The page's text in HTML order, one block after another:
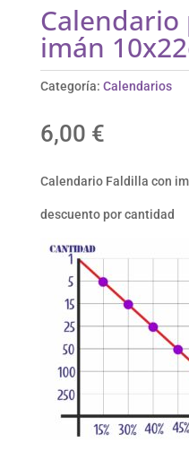
imán
Categoría: Calendarios
6,00 €
Calendario Faldilla con
descuento por cantidad